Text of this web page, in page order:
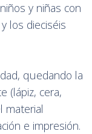
y niñas con
los dieciséis
quedando la
(lápiz, cera,
material
e impresión.